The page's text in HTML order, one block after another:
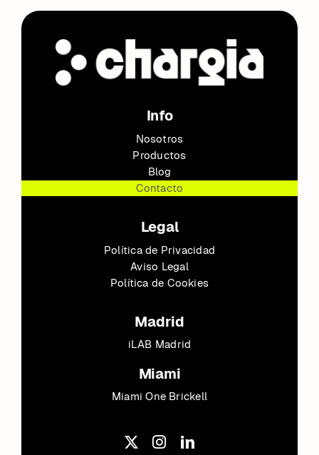
Info
Nosotros
Productos
Blog
Contacto
Legal
Política de Privacidad
Aviso Legal
Política de Cookies
Madrid
iLAB Madrid
Miami
Miami One Brickell